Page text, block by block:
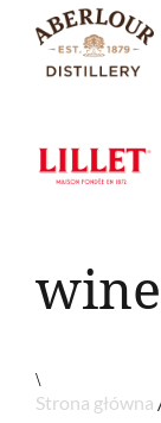
\
Strona główna